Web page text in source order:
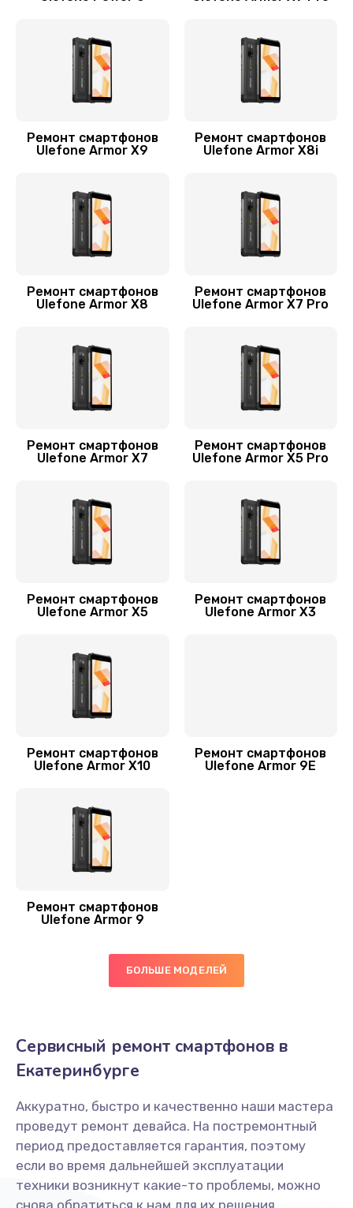
Замена разъема питания
Замена шлейфа
Заказать
Ремонт корпусных элементов
750 руб.
Комплексная чистка
Замена Wi-Fi смартфона Ulefone
Заказать
Ремонт смартфонов
Ulefone Armor X9
Ремонт смартфонов
Ulefone Armor X8i
Ремонт смартфонов
Ulefone Armor X8
Ремонт смартфонов
Ulefone Armor X7 Pro
Ремонт смартфонов
Ulefone Armor X7
Ремонт смартфонов
Ulefone Armor X5 Pro
Ремонт смартфонов
Ulefone Armor X5
Ремонт смартфонов
Ulefone Armor X3
Ремонт смартфонов
Ulefone Armor X10
Ремонт смартфонов
Ulefone Armor 9E
Ремонт смартфонов
Ulefone Armor 9
БОЛЬШЕ МОДЕЛЕЙ
Сервисный ремонт смартфонов в
Екатеринбурге
Аккуратно, быстро и качественно наши мастера
проведут ремонт девайса. На постремонтный
период предоставляется гарантия, поэтому
если во время дальнейшей эксплуатации
техники возникнут какие-то проблемы, можно
снова обратиться к нам для их решения.